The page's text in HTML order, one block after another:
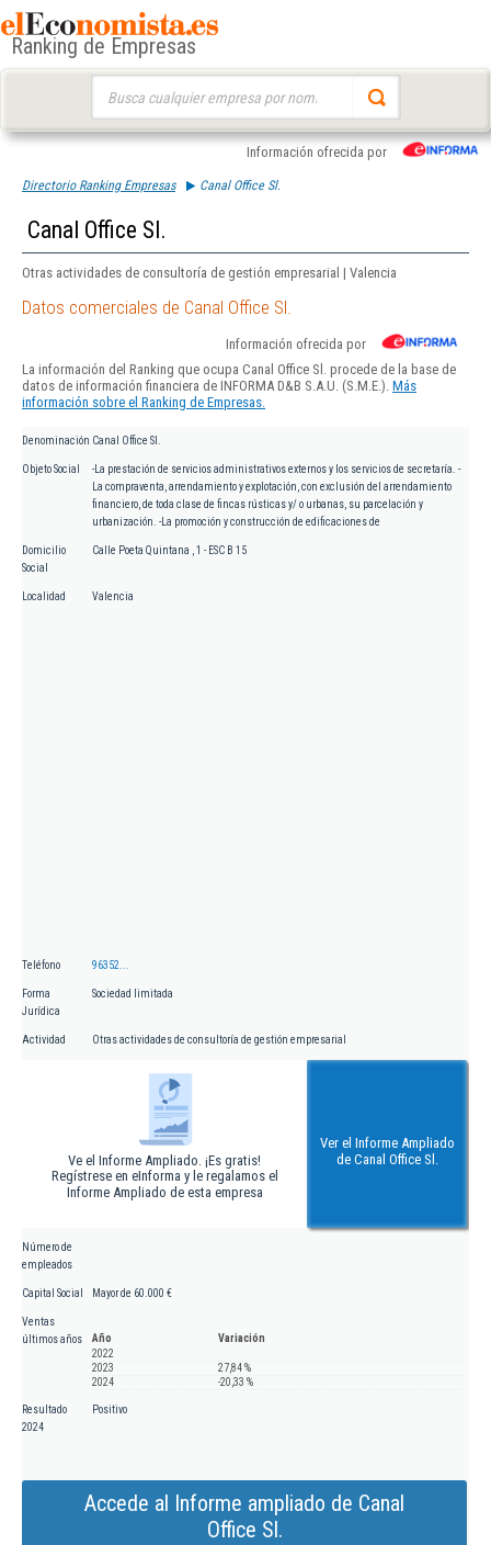
Ranking de Empresas
Información ofrecida por
Directorio Ranking Empresas Canal Office Sl.
Canal Office Sl.
Otras actividades de consultoría de gestión empresarial | Valencia
Datos comerciales de Canal Office Sl.
Información ofrecida por
La información del Ranking que ocupa Canal Office Sl. procede de la base de
datos de información financiera de INFORMA D&B S.A.U. (S.M.E.). Más
información sobre el Ranking de Empresas.
Denominación Canal Office Sl.
Objeto Social
-La prestación de servicios administrativos externos y los servicios de secretaría. -
La compraventa, arrendamiento y explotación, con exclusión del arrendamiento
financiero, de toda clase de fincas rústicas y/ o urbanas, su parcelación y
urbanización. -La promoción y construcción de edificaciones de
Domicilio
Social
Calle Poeta Quintana , 1 - ESC B 15
Localidad Valencia
Teléfono 96352...
Forma
Jurídica
Sociedad limitada
Actividad Otras actividades de consultoría de gestión empresarial
Ve el Informe Ampliado. ¡Es gratis!
Regístrese en eInforma y le regalamos el
Informe Ampliado de esta empresa
Ver el Informe Ampliado
de Canal Office Sl.
Número de
empleados
Capital Social Mayor de 60.000 €
Ventas
últimos años
Año
Variación
2022
2023
27,84 %
2024
-20,33 %
Resultado
2024
Positivo
Accede al Informe ampliado de Canal
Office Sl.